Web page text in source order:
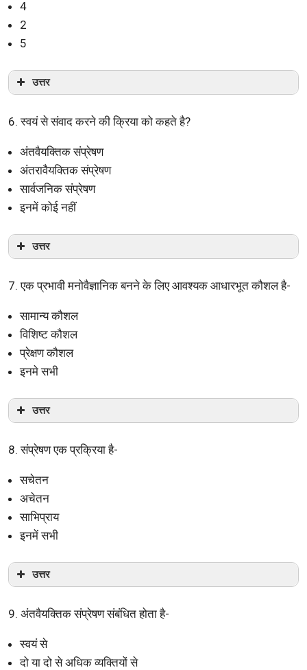
4
2
5
उत्तर
6. स्वयं से संवाद करने की क्रिया को कहते है?
अंतवैयक्तिक संप्रेषण
अंतरावैयक्तिक संप्रेषण
सार्वजनिक संप्रेषण
इनमें कोई नहीं
उत्तर
7. एक प्रभावी मनोवैज्ञानिक बनने के लिए आवश्यक आधारभूत कौशल है-
सामान्य कौशल
विशिष्ट कौशल
प्रेक्षण कौशल
इनमे सभी
उत्तर
8. संप्रेषण एक प्रक्रिया है-
सचेतन
अचेतन
साभिप्राय
इनमें सभी
उत्तर
9. अंतवैयक्तिक संप्रेषण संबंधित होता है-
स्वयं से
दो या दो से अधिक व्यक्तियों से